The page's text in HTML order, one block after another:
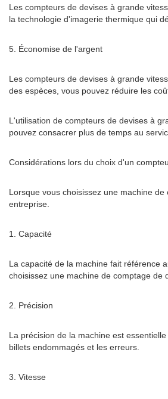
Les compteurs de devises à grande
la technologie d'imagerie thermique qui
5. Économise de l'argent
Les compteurs de devises à grande
des espèces, vous pouvez réduire les
L'utilisation de compteurs de devises à
pouvez consacrer plus de temps au
Considérations lors du choix d'un
Lorsque vous choisissez une machine
entreprise.
1. Capacité
La capacité de la machine fait référence
choisissez une machine de comptage de
2. Précision
La précision de la machine est
billets endommagés et les erreurs.
3. Vitesse